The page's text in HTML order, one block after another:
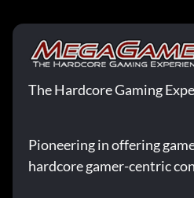
The Hardcore Gaming
Pioneering in offering
hardcore gamer-centric